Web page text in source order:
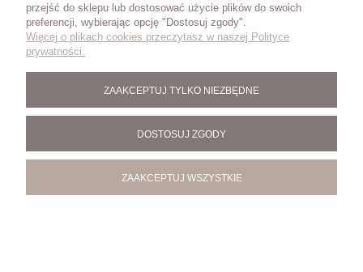
ZWROTY I REKLAMACJE
BLOG
przejść do sklepu lub dostosować użycie plików do swoich
preferencji, wybierając opcję "Dostosuj zgody".
Więcej o plikach cookies przeczytasz w naszej Polityce
prywatności.
ZAAKCEPTUJ TYLKO NIEZBĘDNE
DOSTOSUJ ZGODY
ZAAKCEPTUJ WSZYSTKIE